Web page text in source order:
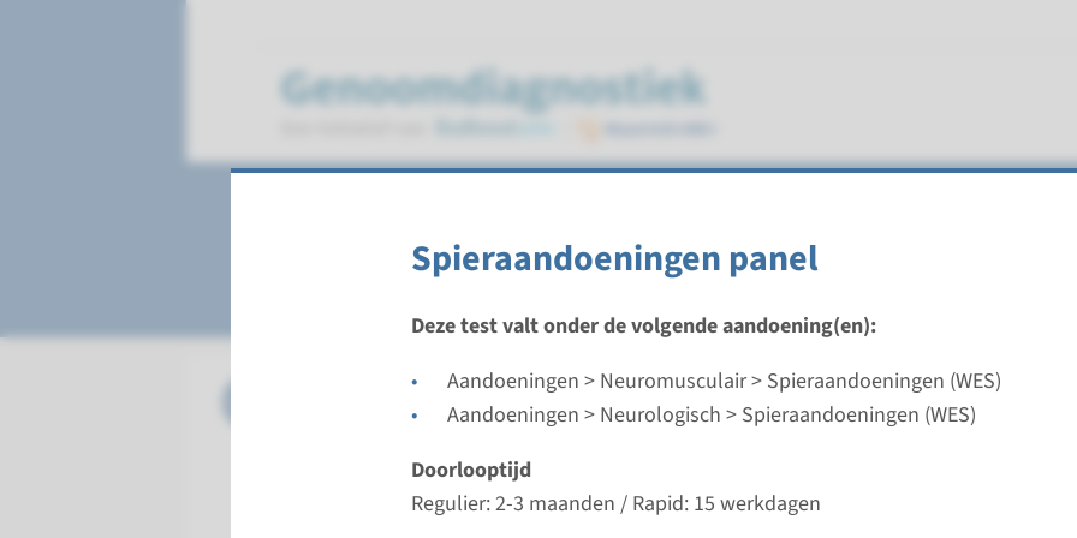
Spieraandoeningen panel
Deze test valt onder de volgende aandoening(en):
Aandoeningen > Neuromusculair > Spieraandoeningen (WES)
Aandoeningen > Neurologisch > Spieraandoeningen (WES)
Doorlooptijd
Regulier: 2-3 maanden / Rapid: 15 werkdagen
Spieraandoeningen (WES)
Spieraandoeningen panel
Doorlooptijd
Regulier: 2-3 maanden / Rapid: 15 werkdagen
Uitvoerend laboratorium